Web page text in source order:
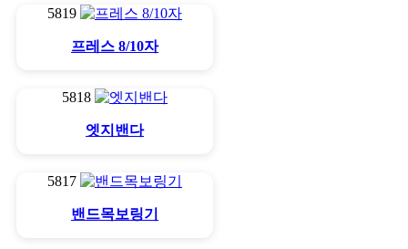
5819
프레스 8/10자
5818
엣지밴다
5817
밴드목보링기